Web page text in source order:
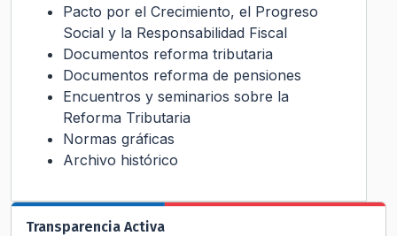
Pacto por el Crecimiento, el Progreso
Social y la Responsabilidad Fiscal
Documentos reforma tributaria
Documentos reforma de pensiones
Encuentros y seminarios sobre la
Reforma Tributaria
Normas gráficas
Archivo histórico
Transparencia Activa